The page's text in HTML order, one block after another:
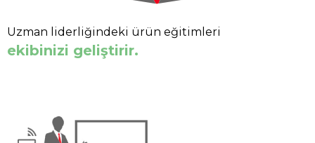
Uzman liderliğindeki ürün eğitimleri
ekibinizi geliştirir.